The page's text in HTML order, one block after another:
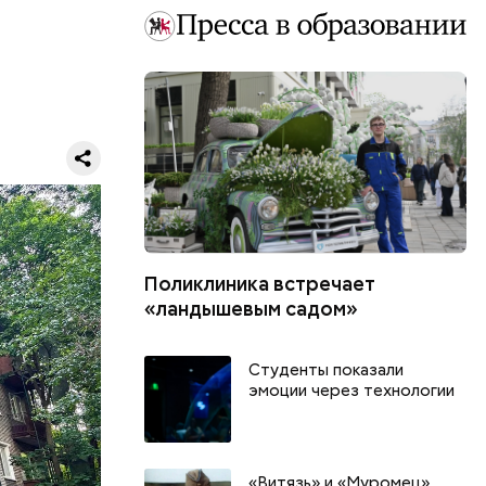
заменят
Поликлиника встречает
«ландышевым садом»
Студенты показали
эмоции через технологии